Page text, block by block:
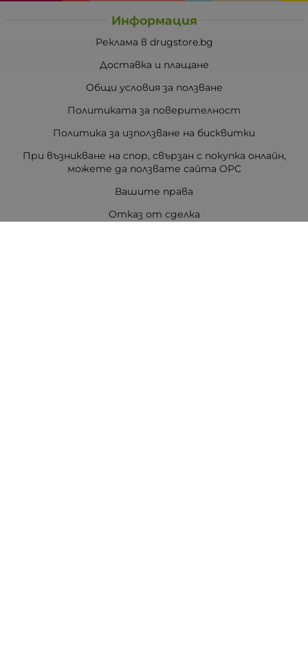
Информация
Реклама в drugstore.bg
Доставка и плащане
Общи условия за ползване
Политиката за поверителност
Политика за използване на бисквитки
При възникване на спор, свързан с покупка онлайн,
можете да ползвате сайта ОРС
Вашите права
Отказ от сделка